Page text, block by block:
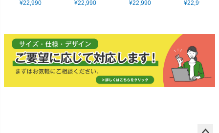
ク) 2辺合計最大200
¥22,990
ン) 2辺合計最大200
¥22,990
ラル) 2辺合計最大20
¥22,990
ホワイト) 2
¥22,990